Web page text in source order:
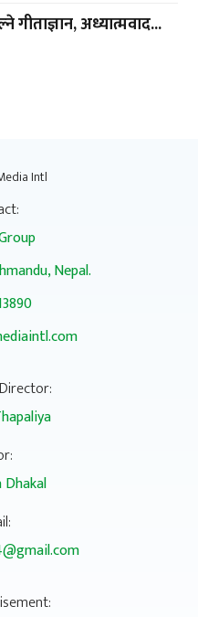
गीताज्ञान, अध्यात्मवाद...
Nepal.
Dhakal